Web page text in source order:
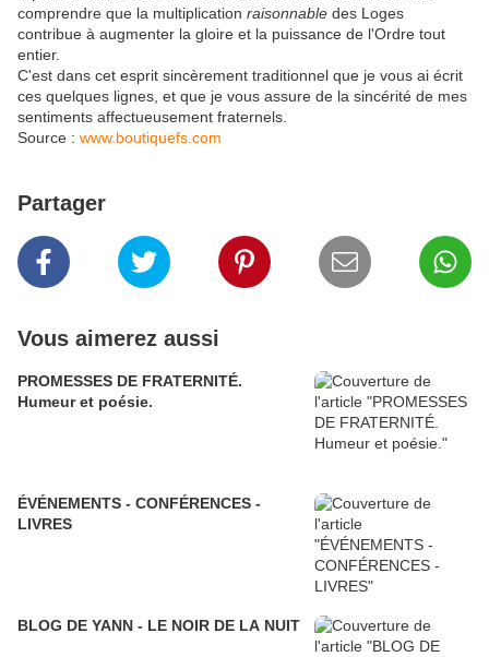
comprendre que la multiplication raisonnable des Loges
contribue à augmenter la gloire et la puissance de l'Ordre tout
entier.
C'est dans cet esprit sincèrement traditionnel que je vous ai écrit
ces quelques lignes, et que je vous assure de la sincérité de mes
sentiments affectueusement fraternels.
Source : www.boutiquefs.com
Partager
Vous aimerez aussi
PROMESSES DE FRATERNITÉ.
Humeur et poésie.
ÉVÉNEMENTS - CONFÉRENCES -
LIVRES
BLOG DE YANN - LE NOIR DE LA NUIT